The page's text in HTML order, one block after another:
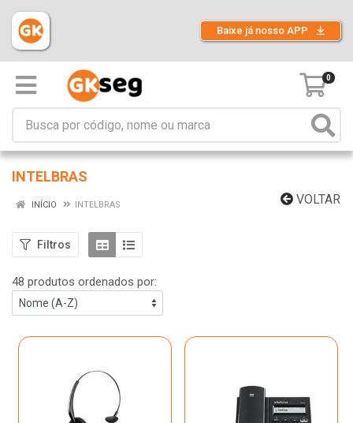
Baixe já nosso APP
0
INTELBRAS
VOLTAR
INÍCIO INTELBRAS
Filtros
48 produtos ordenados por: